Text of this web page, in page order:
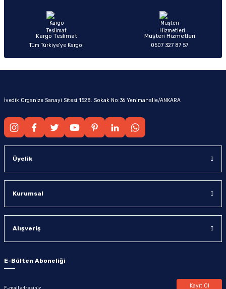
Kargo Teslimat
Tüm Türkiye’ye Kargo!
Müşteri Hizmetleri
0507 327 87 57
İvedik Organize Sanayi Sitesi 1528. Sokak No:36 Yenimahalle/ANKARA
Üyelik
Kurumsal
Alışveriş
E-Bülten Aboneliği
Kayıt Ol